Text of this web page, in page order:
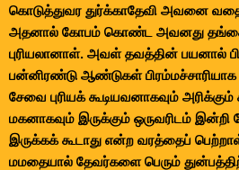
கொடுத்துவர துர்க்காதேவி அவனை
அதனால் கோபம் கொண்ட அவனது தங்கை
புரியலானாள். அவள் தவத்தின் பயனால்
பன்னிரண்டு ஆண்டுகள் பிரம்மச்சாரியாக
சேவை புரியக் கூடியவனாகவும் அரிக்கும்
மகனாகவும் இருக்கும் ஒருவரிடம் இன்றி
இருக்கக் கூடாது என்ற வரத்தைப்
மமதையால் தேவர்களை பெரும்